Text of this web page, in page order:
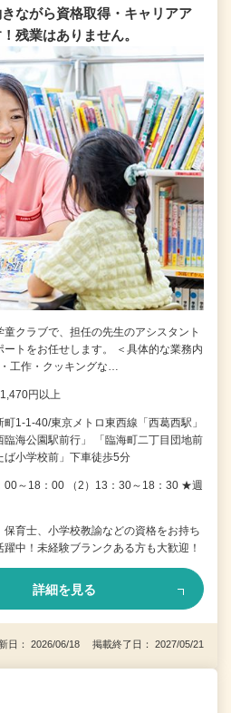
きながら資格取得・キャリアア
残業はありません。
童クラブで、担任の先生のアシスタント
ートをお任せします。 ＜具体的な業務内
工作・クッキングな…
円以上
1-1-40/東京メトロ東西線「西葛西駅」
臨海公園駅前行」 「臨海町二丁目団地前
ば小学校前」下車徒歩5分
00～18：00 （2）13：30～18：30 ★週
保育士、小学校教諭などの資格をお持ち
中！未経験ブランクある方も大歓迎！
詳細を見る
日： 2026/06/18 掲載終了日： 2027/05/21